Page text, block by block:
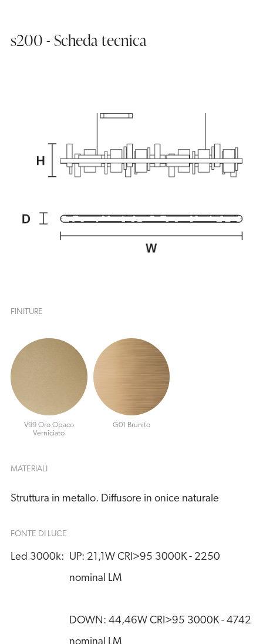
s200 - Scheda tecnica
FINITURE
V99 Oro Opaco
Verniciato
G01 Brunito
MATERIALI
Struttura in metallo. Diffusore in onice naturale
FONTE DI LUCE
Led 3000k: UP: 21,1W CRI>95 3000K - 2250
nominal LM
DOWN: 44,46W CRI>95 3000K - 4742